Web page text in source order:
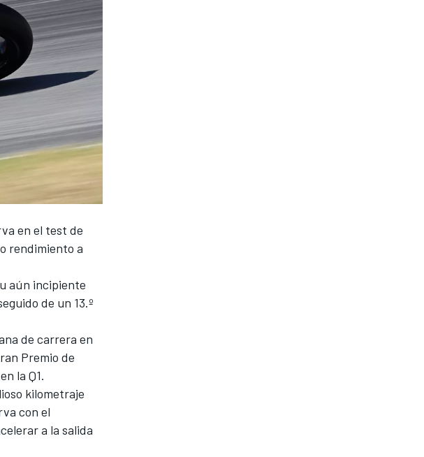
en el test de
rendimiento a
aún incipiente
de un 13.º
de carrera en
Premio de
la Q1.
kilometraje
con el
a la salida